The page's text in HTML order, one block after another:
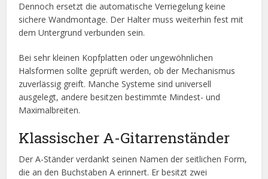
Dennoch ersetzt die automatische Verriegelung keine
sichere Wandmontage. Der Halter muss weiterhin fest mit
dem Untergrund verbunden sein.
Bei sehr kleinen Kopfplatten oder ungewöhnlichen
Halsformen sollte geprüft werden, ob der Mechanismus
zuverlässig greift. Manche Systeme sind universell
ausgelegt, andere besitzen bestimmte Mindest- und
Maximalbreiten.
Klassischer A-Gitarrenständer
Der A-Ständer verdankt seinen Namen der seitlichen Form,
die an den Buchstaben A erinnert. Er besitzt zwei